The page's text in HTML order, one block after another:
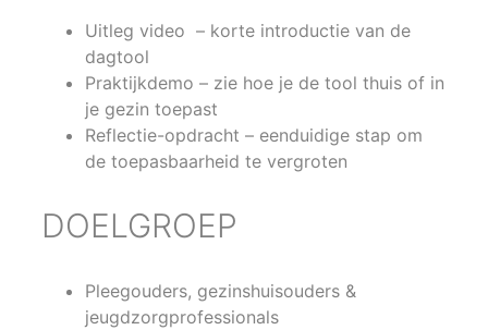
Uitleg video – korte introductie van de
dagtool
Praktijkdemo – zie hoe je de tool thuis of in
je gezin toepast
Reflectie-opdracht – eenduidige stap om
de toepasbaarheid te vergroten
DOELGROEP
Pleegouders, gezinshuisouders &
jeugdzorgprofessionals